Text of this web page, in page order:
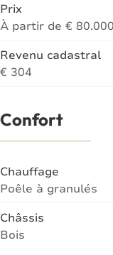
Prix
À partir de € 80.000
Revenu cadastral
€ 304
Confort
Chauffage
Poêle à granulés
Châssis
Bois